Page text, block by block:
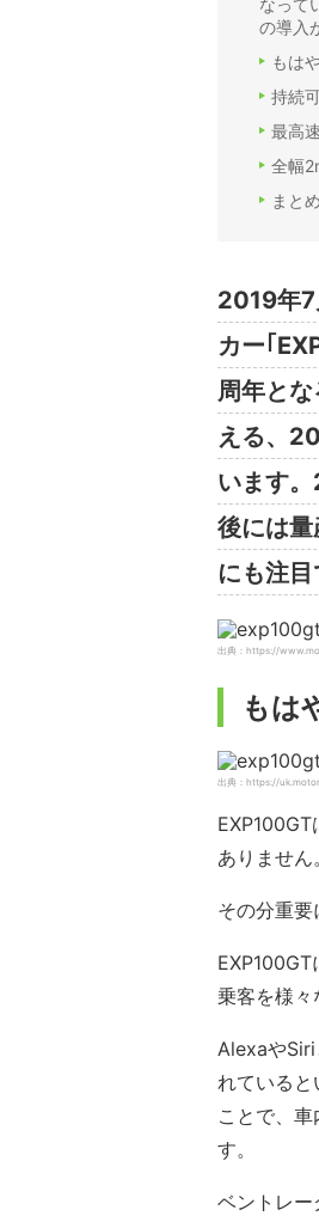
なって
の導入
もは
持続
最高
全幅
まとめ
2019年7
カー｢
周年と
える、
います
後には
にも注目
出典：https://
もは
出典：https://
ありません。
その分重要
乗客を様々
AlexaやSiri
れていると
ことで、
す。
ベントレー